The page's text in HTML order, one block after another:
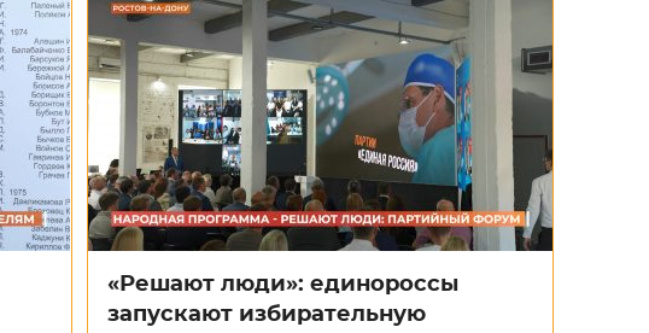
«Решают люди»: единороссы
запускают избирательную